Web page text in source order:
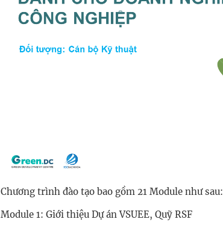
Chương trình đào tạo bao gồm 21 Module như sau:
Module 1: Giới thiệu Dự án VSUEE, Quỹ RSF